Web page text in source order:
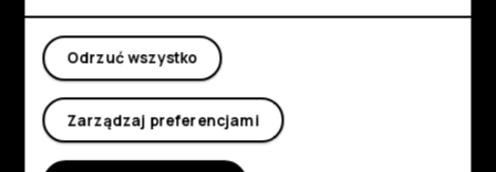
Moje konto
Poznaj
Informacje
Planet and people
Odrzuć wszystko
Zarządzaj preferencjami